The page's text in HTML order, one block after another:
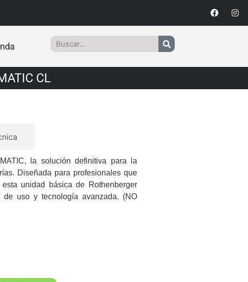
CL
la solución definitiva para la
Diseñada para profesionales que
unidad básica de Rothenberger
uso y tecnología avanzada. (NO